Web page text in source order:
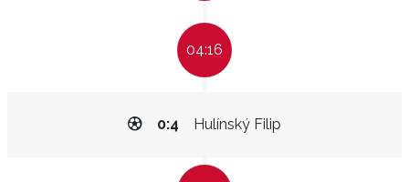
04:16
Hulínský Filip
0:4